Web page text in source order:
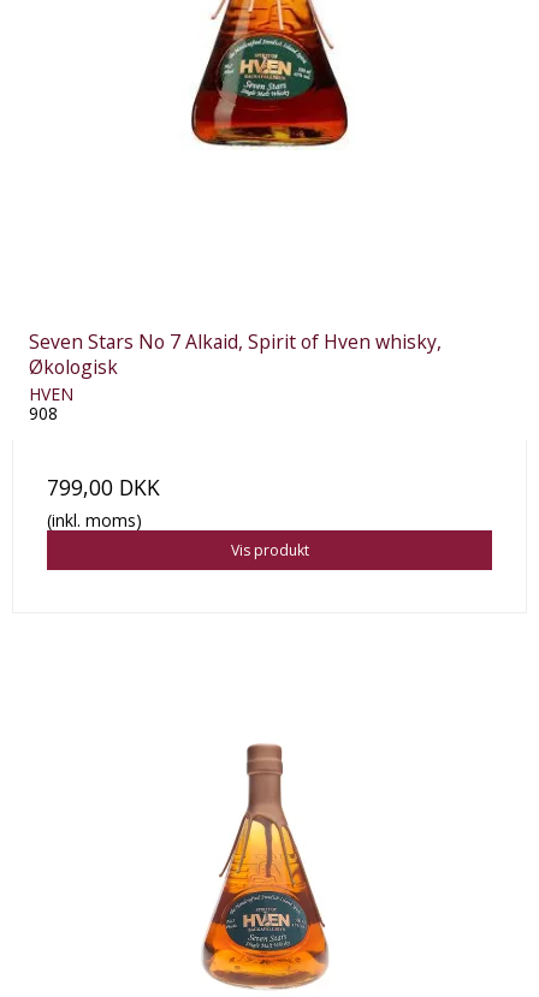
Seven Stars No 7 Alkaid, Spirit of Hven whisky,
Økologisk
HVEN
908
799,00 DKK
(inkl. moms)
Vis produkt